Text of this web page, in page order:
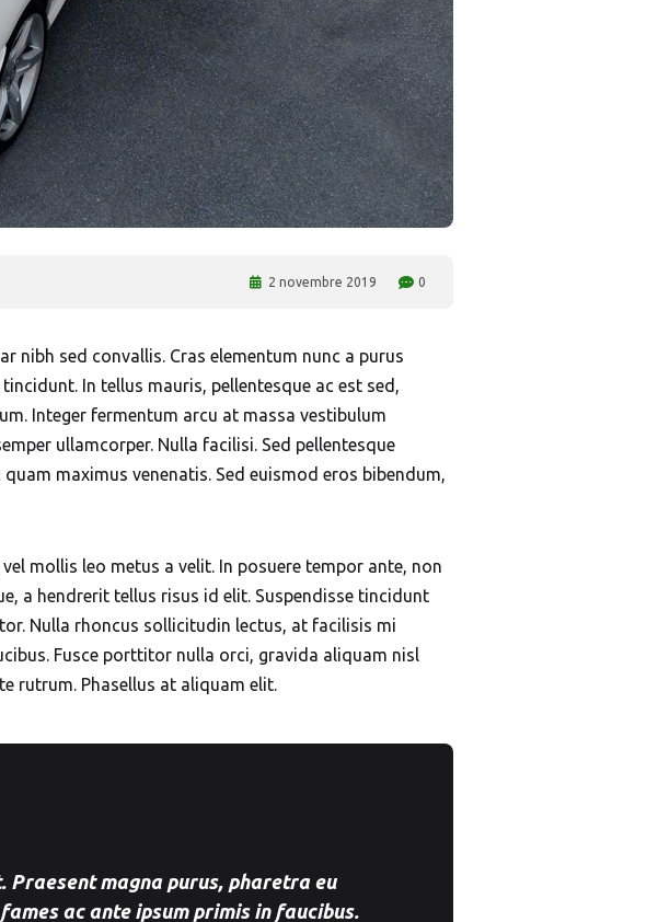
2 novembre 2019 0
nibh sed convallis. Cras elementum nunc a purus
In tellus mauris, pellentesque ac est sed,
Integer fermentum arcu at massa vestibulum
ullamcorper. Nulla facilisi. Sed pellentesque
maximus venenatis. Sed euismod eros bibendum,
mollis leo metus a velit. In posuere tempor ante, non
a hendrerit tellus risus id elit. Suspendisse tincidunt
Nulla rhoncus sollicitudin lectus, at facilisis mi
Fusce porttitor nulla orci, gravida aliquam nisl
rutrum. Phasellus at aliquam elit.
magna purus, pharetra eu
ac ante ipsum primis in faucibus.